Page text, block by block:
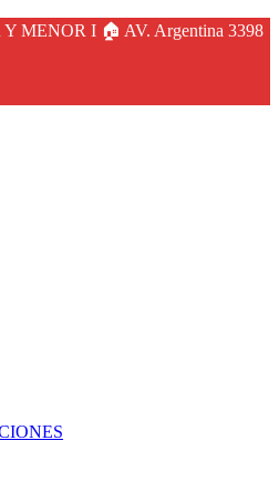
MENOR I 🏠 AV. Argentina 3398